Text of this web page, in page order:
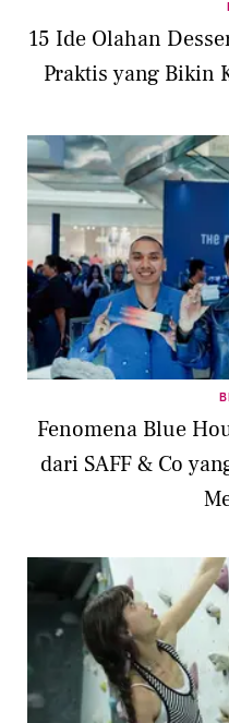
15 Ide Olahan
Praktis yang Bikin
Fenomena Blue
dari SAFF & Co